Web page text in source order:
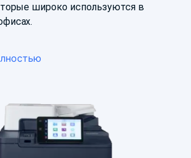
широко используются в
у нас можно купить МФУ XEROX, а
(в том числе широкоформатные),
бумаг, переплетные
Также в каталоге